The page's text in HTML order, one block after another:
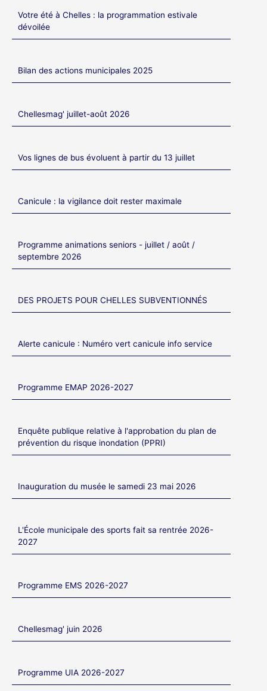
Votre été à Chelles : la programmation estivale
dévoilée
Bilan des actions municipales 2025
Chellesmag' juillet-août 2026
Vos lignes de bus évoluent à partir du 13 juillet
Canicule : la vigilance doit rester maximale
Programme animations seniors - juillet / août /
septembre 2026
DES PROJETS POUR CHELLES SUBVENTIONNÉS
Alerte canicule : Numéro vert canicule info service
Programme EMAP 2026-2027
Enquête publique relative à l'approbation du plan de
prévention du risque inondation (PPRI)
Inauguration du musée le samedi 23 mai 2026
L'École municipale des sports fait sa rentrée 2026-
2027
Programme EMS 2026-2027
Chellesmag' juin 2026
Programme UIA 2026-2027